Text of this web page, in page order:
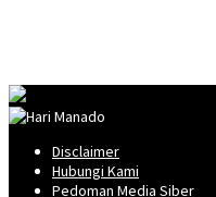
Disclaimer
Hubungi Kami
Pedoman Media Siber